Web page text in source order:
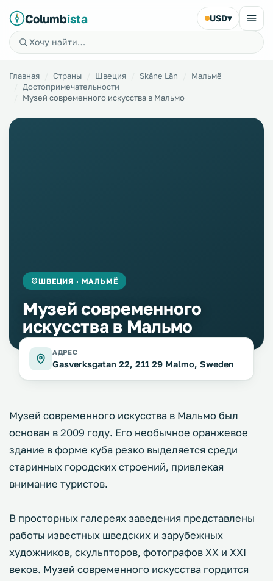
Columbista USD▾
Главная Страны Швеция Skåne Län
Мальмё
Достопримечательности
Музей современного искусства в Мальмо
ШВЕЦИЯ · МАЛЬМЁ
Музей современного
искусства в Мальмо
АДРЕС
Gasverksgatan 22, 211 29 Malmо, Sweden
Музей современного искусства в Мальмо был
основан в 2009 году. Его необычное оранжевое
здание в форме куба резко выделяется среди
старинных городских строений, привлекая
внимание туристов.
В просторных галереях заведения представлены
работы известных шведских и зарубежных
художников, скульпторов, фотографов XX и XXI
веков. Музей современного искусства гордится